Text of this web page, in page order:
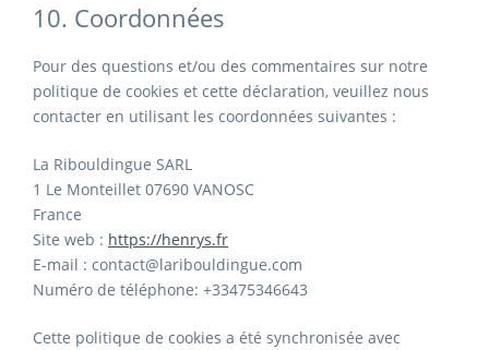
10. Coordonnées
Pour des questions et/ou des commentaires sur notre
politique de cookies et cette déclaration, veuillez nous
contacter en utilisant les coordonnées suivantes :
La Ribouldingue SARL
1 Le Monteillet 07690 VANOSC
France
Site web : https://henrys.fr
E-mail : contact@laribouldingue.com
Numéro de téléphone: +33475346643
Cette politique de cookies a été synchronisée avec